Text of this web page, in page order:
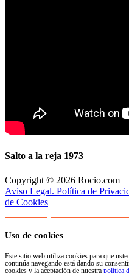
Salto a la reja 1973
Copyright © 2026 Rocio.com
Aviso Legal. Política de
de Cookies
Uso de cookies
Este sitio web utiliza cookies para que
continúa navegando está dando su
cookies y la aceptación de nuestra política